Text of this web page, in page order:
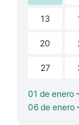
13
20
27
01 de enero
06 de enero